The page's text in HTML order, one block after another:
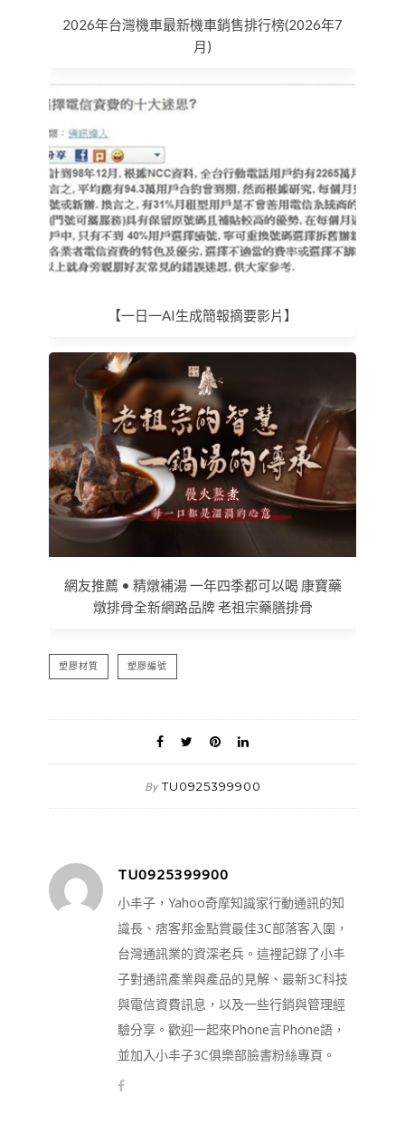
2026年台灣機車最新機車銷售排行榜(2026年7
月)
【一日一AI生成簡報摘要影片】
網友推薦 • 精燉補湯 一年四季都可以喝 康寶藥
燉排骨全新網路品牌 老祖宗藥膳排骨
塑膠材質 塑膠編號
By TU0925399900
TU0925399900
小丰子，Yahoo奇摩知識家行動通訊的知
識長、痞客邦金點賞最佳3C部落客入圍，
台灣通訊業的資深老兵。這裡記錄了小丰
子對通訊產業與產品的見解、最新3C科技
與電信資費訊息，以及一些行銷與管理經
驗分享。歡迎一起來Phone言Phone語，
並加入小丰子3C俱樂部臉書粉絲專頁。